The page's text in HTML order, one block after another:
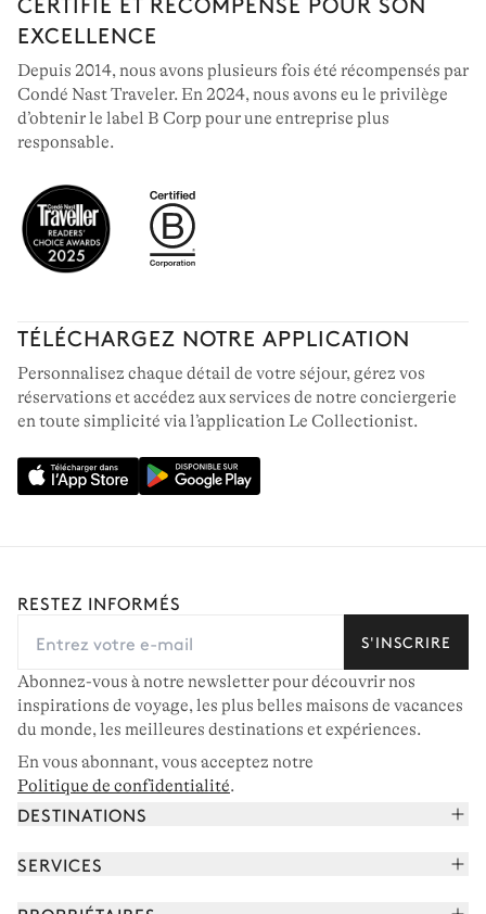
EXCELLENCE
Depuis 2014, nous avons plusieurs fois été récompensés par
Condé Nast Traveler. En 2024, nous avons eu le privilège
d’obtenir le label B Corp pour une entreprise plus
responsable.
TÉLÉCHARGEZ NOTRE APPLICATION
Personnalisez chaque détail de votre séjour, gérez vos
réservations et accédez aux services de notre conciergerie
en toute simplicité via l’application Le Collectionist.
RESTEZ INFORMÉS
S'INSCRIRE
Abonnez-vous à notre newsletter pour découvrir nos
inspirations de voyage, les plus belles maisons de vacances
du monde, les meilleures destinations et expériences.
En vous abonnant, vous acceptez notre
Politique de confidentialité.
DESTINATIONS
Alpes françaises
SERVICES
Réserver vos vacances